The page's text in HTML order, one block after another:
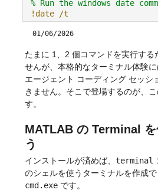
% Run the windows date
!date /t
01/06/2026
たまに 1、2 個コマンドを実行する
せんが、本格的なターミナル体験
エージェント コーディング セッシ
きません。そこで登場するのが、
す。
MATLAB の Terminal を
う
インストールが済めば、 terminal
のシェルを使うターミナルを作成
cmd.exe です。